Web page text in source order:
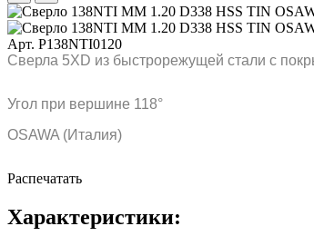
Арт. P138NTI0120
Сверла 5XD из быстрорежущей стали с
Угол при вершине 118°
OSAWA (Италия)
Распечатать
Характеристики: